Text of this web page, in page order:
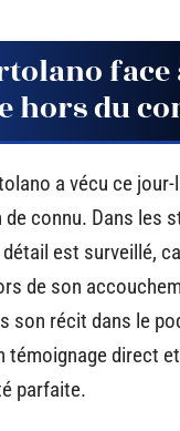
face
hors du
a vécu ce jour-
connu. Dans les
est surveillé,
de son
son récit dans le
témoignage direct
parfaite.